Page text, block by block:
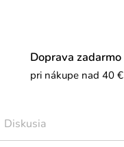
Doprava zadarmo
pri nákupe nad 40 €
Diskusia